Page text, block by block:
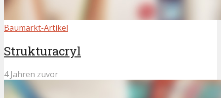
Baumarkt-Artikel
Strukturacryl
4 Jahren zuvor